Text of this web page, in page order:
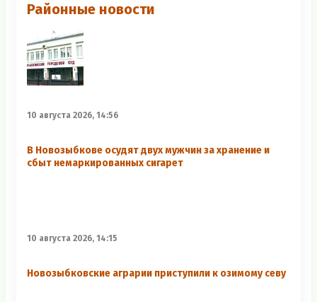
Районные новости
10 августа 2026, 14:56
В Новозыбкове осудят двух мужчин за хранение и
сбыт немаркированных сигарет
10 августа 2026, 14:15
Новозыбковские аграрии приступили к озимому севу